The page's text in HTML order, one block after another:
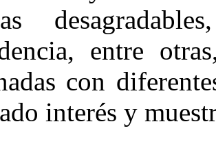
entre
con
interés y